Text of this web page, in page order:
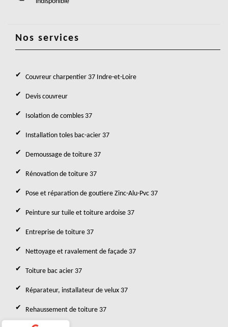
Nos services
Couvreur charpentier 37 Indre-et-Loire
Devis couvreur
Isolation de combles 37
Installation toles bac-acier 37
Demoussage de toiture 37
Rénovation de toiture 37
Pose et réparation de goutiere Zinc-Alu-Pvc 37
Peinture sur tuile et toiture ardoise 37
Entreprise de toiture 37
Nettoyage et ravalement de façade 37
Toiture bac acier 37
Réparateur, installateur de velux 37
Rehaussement de toiture 37